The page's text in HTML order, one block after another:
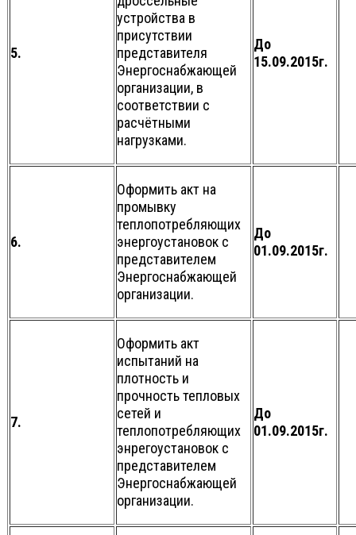
5.
устройства в
присутствии
представителя
Энергоснабжающей
организации, в
соответствии с
расчётными
нагрузками.
До
15.09.2015г.
6.
Оформить акт на
промывку
теплопотребляющих
энергоустановок с
представителем
Энергоснабжающей
организации.
До
01.09.2015г.
7.
Оформить акт
испытаний на
плотность и
прочность тепловых
сетей и
теплопотребляющих
энрегоустановок с
представителем
Энергоснабжающей
организации.
До
01.09.2015г.